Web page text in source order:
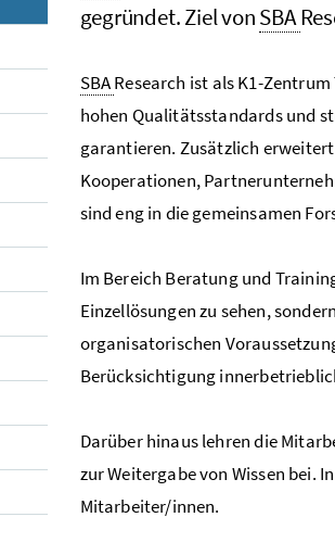
gegründet. Ziel vonSBA
SBAResearch ist als K1-
hohen Qualitätsstandards und
garantieren. Zusätzlich erweitert
Kooperationen,
sind eng in die gemeinsamen
Im Bereich Beratung und
Einzellösungen zu sehen,
organisatorischen
Berücksichtigung
Darüber hinaus lehren die
zur Weitergabe von Wissen bei.
Mitarbeiter/innen.